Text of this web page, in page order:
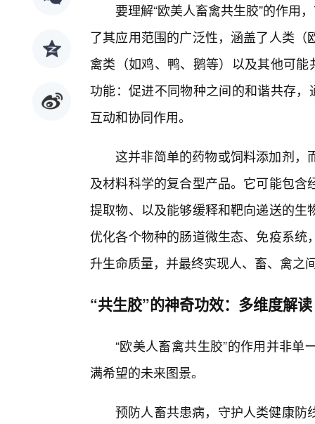
要理解“欧美人畜禽共生胶”的作用
了其应用范围的广泛性，涵盖了人类
禽类（如鸡、鸭、鹅等）以及其他可
功能：促进不同物种之间的和谐共存
互动和协同作用。
这并非简单的药物或饲料添加剂，
及材料科学的复合型产品。它可能包
提取物、以及能够缓释和靶向递送的
优化各个物种的肠道微生态、免疫系
升生命质量，并最终实现人、畜、禽之
“共生胶”的神奇功效：多维度解读
“欧美人畜禽共生胶”的作用并非
满希望的未来图景。
预防人畜共患病，守护人类健康防